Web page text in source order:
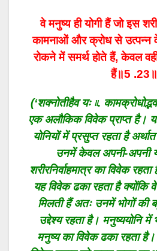
वे मनुष्य ही योगी हैं जो इस
कामनाओं और क्रोध से उत्पन्न
रोकने में समर्थ होते हैं, केवल
हैं॥5 .23॥
(‘शक्नोतीहैव यः ৷৷.
एक अलौकिक विवेक प्राप्त है।
योनियों में प्रसुप्त रहता है
उनमें केवल अपनी-अपनी
शरीरनिर्वाहमात्र का विवेक
यह विवेक ढका रहता है क्योंकि वे
मिलती हैं अतः उनमें भोगों की
उद्देश्य रहता है। मनुष्ययोनि में
मनुष्य का विवेक ढका रहता